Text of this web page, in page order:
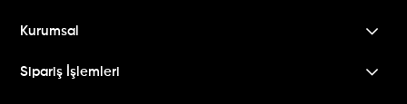
Kurumsal
Sipariş İşlemleri